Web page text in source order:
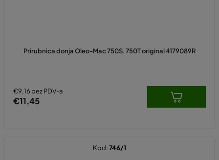
Prirubnica donja Oleo-Mac 750S, 750T original 4179089R
€9,16 bez PDV-a
€11,45
Kod:746/1